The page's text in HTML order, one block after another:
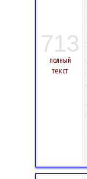
713
полный
текст